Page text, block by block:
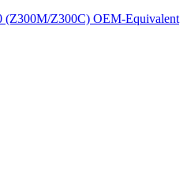
(Z300M/Z300C) OEM-Equivalent